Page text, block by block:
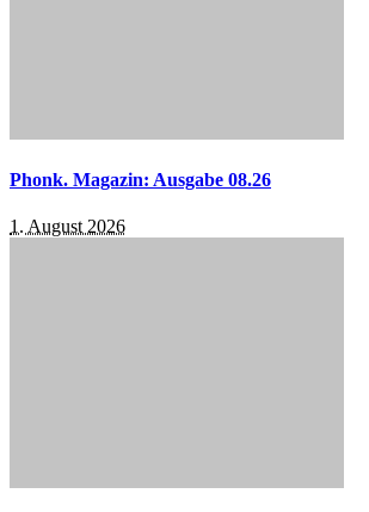
Phonk. Magazin: Ausgabe 08.26
1. August 2026